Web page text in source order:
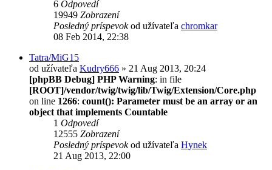
6 Odpovedí
19949 Zobrazení
Posledný príspevokod užívateľa chromkar
08 Feb 2014, 22:38
Tatra/MiG15
od užívateľa Kudry666 » 21 Aug 2013, 20:24
[phpBB Debug] PHP Warning: in file
[ROOT]/vendor/twig/twig/lib/Twig/Extension/Core.php
on line 1266: count(): Parameter must be an array or an
object that implements Countable
1 Odpovedí
12555 Zobrazení
Posledný príspevokod užívateľa Hynek
21 Aug 2013, 22:00